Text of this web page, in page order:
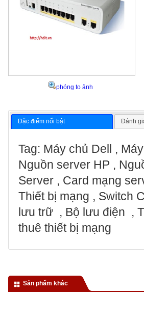
phóng to ảnh
Đặc điểm nổi bật Đánh
Tag: Máy chủ Dell ,
Nguồn server HP ,
Server , Card mạng
Thiết bị mạng , Switch
lưu trữ , Bộ lưu điện ,
thuê thiết bị mạng
Sản phẩm khác